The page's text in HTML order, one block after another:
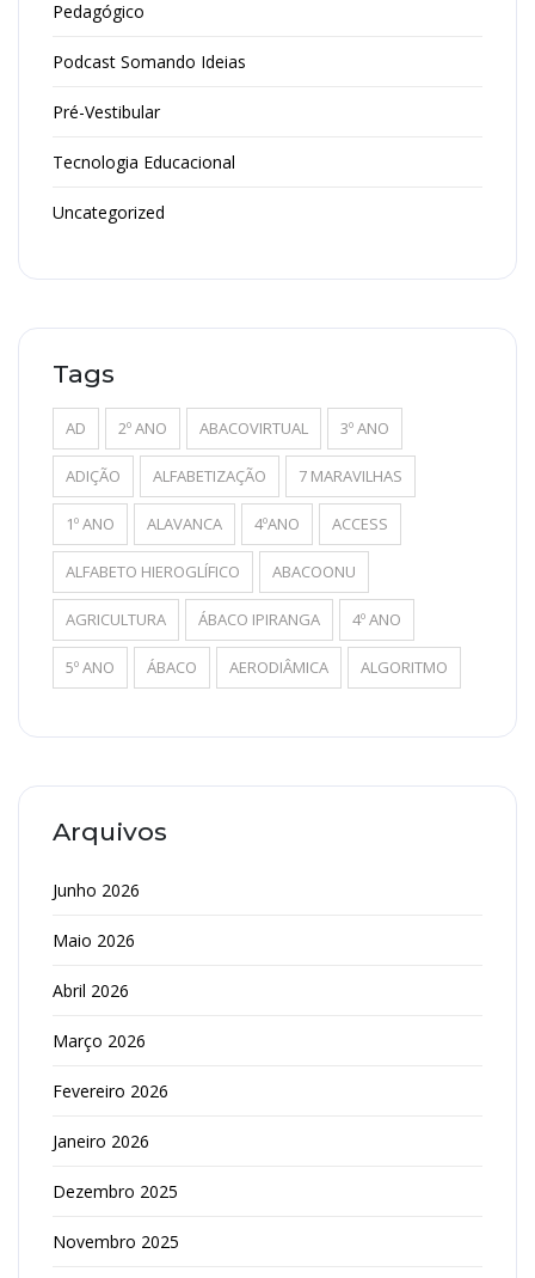
Pedagógico
Podcast Somando Ideias
Pré-Vestibular
Tecnologia Educacional
Uncategorized
Tags
AD 2º ANO ABACOVIRTUAL 3º ANO
ADIÇÃO ALFABETIZAÇÃO 7 MARAVILHAS
1º ANO ALAVANCA 4ºANO ACCESS
ALFABETO HIEROGLÍFICO ABACOONU
AGRICULTURA ÁBACO IPIRANGA 4º ANO
5º ANO ÁBACO AERODIÂMICA ALGORITMO
Arquivos
Junho 2026
Maio 2026
Abril 2026
Março 2026
Fevereiro 2026
Janeiro 2026
Dezembro 2025
Novembro 2025